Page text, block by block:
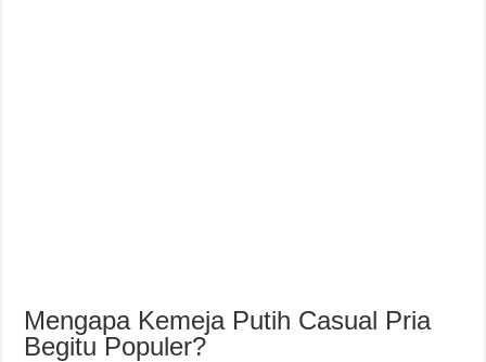
Mengapa Kemeja Putih Casual Pria
Begitu Populer?